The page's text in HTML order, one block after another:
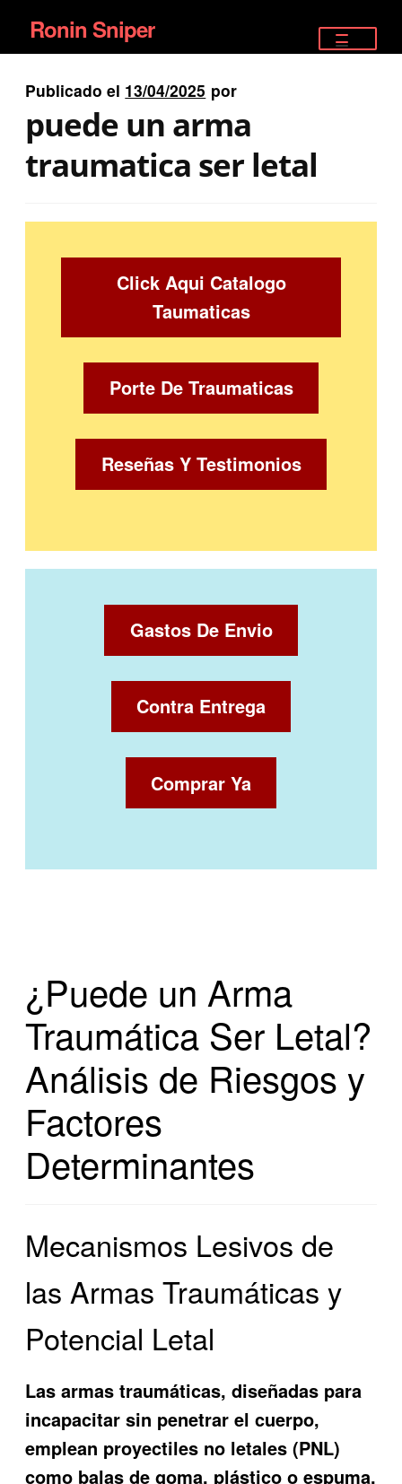
Ir
a
la
navegación
Ir
al
contenido
Ronin Sniper
EQUIPAMIENTO ÉLITE
Publicado el 13/04/2025 por
puede un arma
traumatica ser letal
Click Aqui Catalogo
Taumaticas
Porte De Traumaticas
Reseñas Y Testimonios
Gastos De Envio
Contra Entrega
Comprar Ya
¿Puede un Arma
Traumática Ser Letal?
Análisis de Riesgos y
Factores
Determinantes
Mecanismos Lesivos de
las Armas Traumáticas y
Potencial Letal
Las armas traumáticas, diseñadas para
incapacitar sin penetrar el cuerpo,
emplean proyectiles no letales (PNL)
como balas de goma, plástico o espuma.